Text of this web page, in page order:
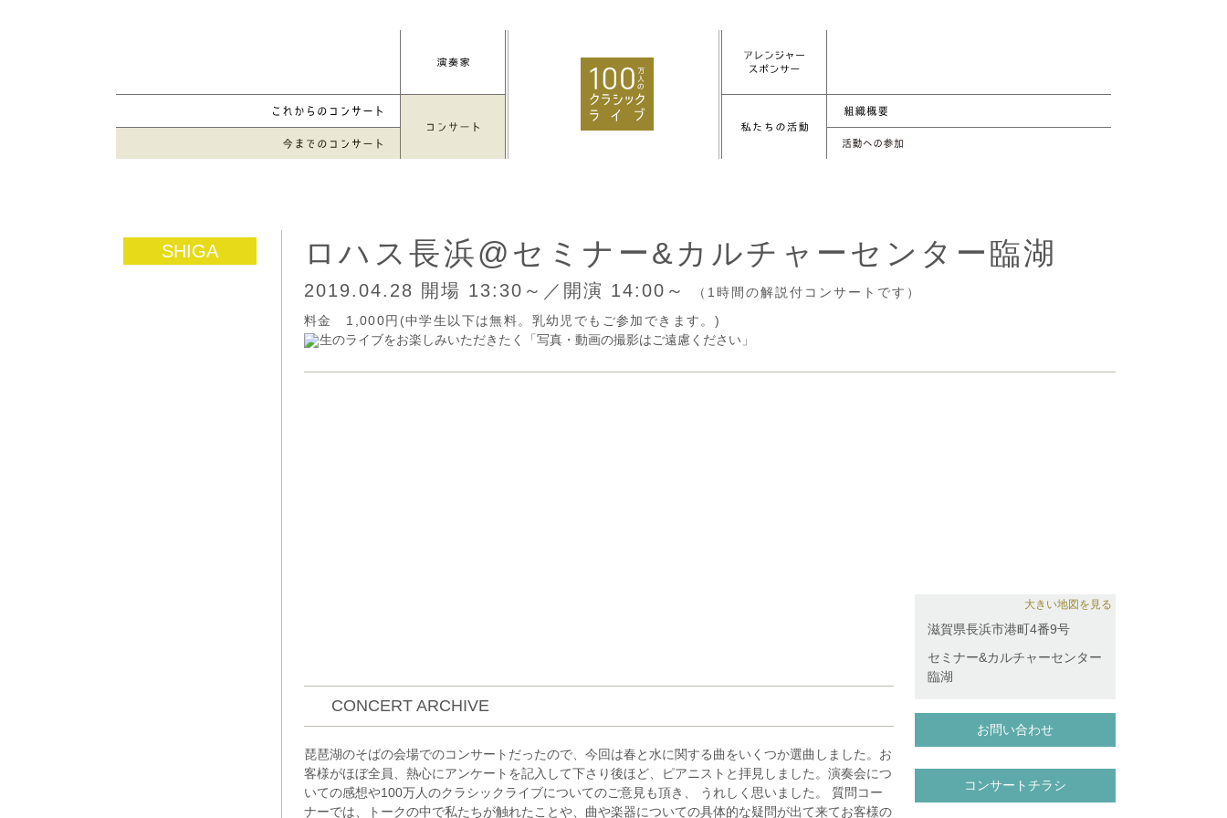
ロハス長浜@セミナー&カルチャーセンター臨湖
2019.04.28 開場 13:30～／開演 14:00～
（1時間の解説付コンサートです）
料金 1,000円(中学生以下は無料。乳幼児でもご参加できます。)
生のライブをお楽しみいただきたく「写真・動画の撮影はご遠慮ください」
CONCERT ARCHIVE
琵琶湖のそばの会場でのコンサートだったので、今回は春と水に関する曲をいくつか選曲しました。お
客様がほぼ全員、熱心にアンケートを記入して下さり後ほど、ピアニストと拝見しました。演奏会につ
いての感想や100万人のクラシックライブについてのご意見も頂き、 うれしく思いました。 質問コー
ナーでは、トークの中で私たちが触れたことや、曲や楽器についての具体的な疑問が出て来てお客様の
大きい地図を見る
滋賀県長浜市港町4番9号
セミナー&カルチャーセンター
臨湖
お問い合わせ
コンサートチラシ